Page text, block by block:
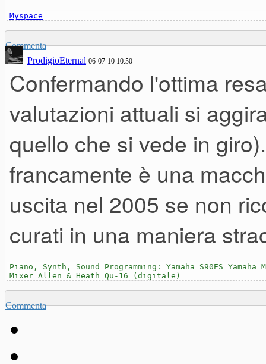
Myspace
Commenta
ProdigioEternal 06-07-10 10.50
Confermando l'ottima
valutazioni attuali si
quello che si vede in
francamente è una
uscita nel 2005 se non
curati in una maniera
Piano, Synth, Sound Programming: Yamaha S90ES
Mixer Allen & Heath Qu-16 (digitale)
Commenta